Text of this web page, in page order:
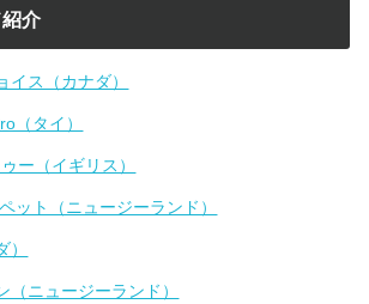
介
イス（カナダ）
（タイ）
ー（イギリス）
ット（ニュージーランド）
）
（ニュージーランド）